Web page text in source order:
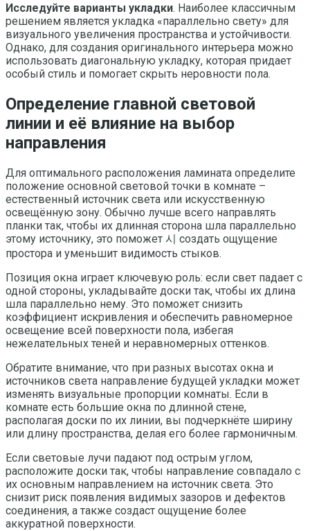
Исследуйте варианты укладки. Наиболее классичным
решением является укладка «параллельно свету» для
визуального увеличения пространства и устойчивости.
Однако, для создания оригинального интерьера можно
использовать диагональную укладку, которая придает
особый стиль и помогает скрыть неровности пола.
Определение главной световой
линии и её влияние на выбор
направления
Для оптимального расположения ламината определите
положение основной световой точки в комнате –
естественный источник света или искусственную
освещённую зону. Обычно лучше всего направлять
планки так, чтобы их длинная сторона шла параллельно
этому источнику, это поможет 시 создать ощущение
простора и уменьшит видимость стыков.
Позиция окна играет ключевую роль: если свет падает с
одной стороны, укладывайте доски так, чтобы их длина
шла параллельно нему. Это поможет снизить
коэффициент искривления и обеспечить равномерное
освещение всей поверхности пола, избегая
нежелательных теней и неравномерных оттенков.
Обратите внимание, что при разных высотах окна и
источников света направление будущей укладки может
изменять визуальные пропорции комнаты. Если в
комнате есть большие окна по длинной стене,
располагая доски по их линии, вы подчеркнёте ширину
или длину пространства, делая его более гармоничным.
Если световые лучи падают под острым углом,
расположите доски так, чтобы направление совпадало с
их основным направлением на источник света. Это
снизит риск появления видимых зазоров и дефектов
соединения, а также создаст ощущение более
аккуратной поверхности.